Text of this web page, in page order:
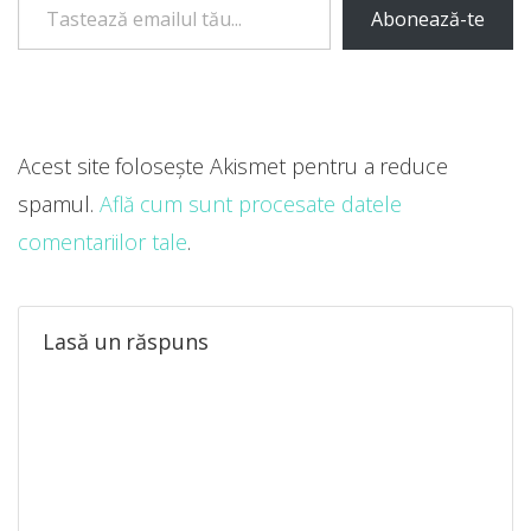
Abonează-te
Lasă un răspuns
Acest site folosește Akismet pentru a reduce
spamul. Află cum sunt procesate datele
comentariilor tale.